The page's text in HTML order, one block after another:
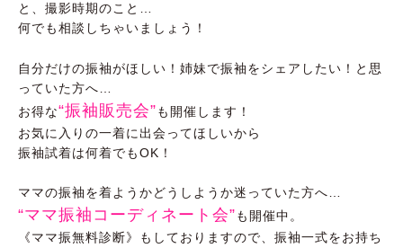
と、撮影時期のこと…
何でも相談しちゃいましょう！
自分だけの振袖がほしい！姉妹で振袖をシェアしたい！と思
っていた方へ…
お得な“振袖販売会”も開催します！
お気に入りの一着に出会ってほしいから
振袖試着は何着でもOK！
ママの振袖を着ようかどうしようか迷っていた方へ…
“ママ振袖コーディネート会”も開催中。
《ママ振無料診断》もしておりますので、振袖一式をお持ち